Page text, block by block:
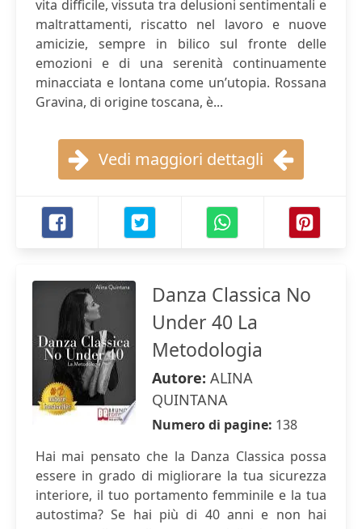
vita difficile, vissuta tra delusioni sentimentali e
maltrattamenti, riscatto nel lavoro e nuove
amicizie, sempre in bilico sul fronte delle
emozioni e di una serenità continuamente
minacciata e lontana come un’utopia. Rossana
Gravina, di origine toscana, è...
Vedi maggiori dettagli
Danza Classica No
Under 40 La
Metodologia
Autore: ALINA
QUINTANA
Numero di pagine: 138
Hai mai pensato che la Danza Classica possa
essere in grado di migliorare la tua sicurezza
interiore, il tuo portamento femminile e la tua
autostima? Se hai più di 40 anni e non hai